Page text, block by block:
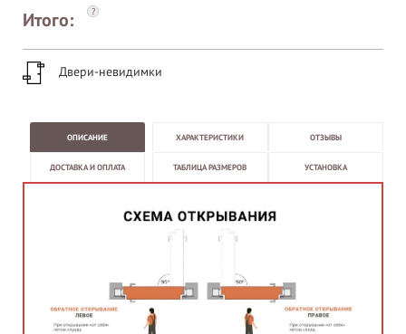
Итого: ?
Двери-невидимки
ОПИСАНИЕ ХАРАКТЕРИСТИКИ ОТЗЫВЫ
ДОСТАВКА И ОПЛАТА ТАБЛИЦА РАЗМЕРОВ УСТАНОВКА